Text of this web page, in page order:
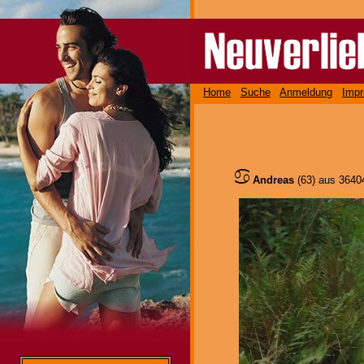
Home Suche Anmeldung
Andreas (63) aus